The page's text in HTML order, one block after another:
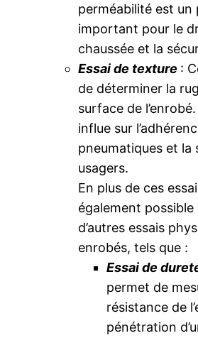
perméabilité est un
important pour le
chaussée et la
Essai de texture :
de déterminer la
surface de
influe sur
pneumatiques et la
usagers.
En plus de ces
également possible
d’autres essais
enrobés, tels que :
Essai de
permet de
résistance de
pénétration